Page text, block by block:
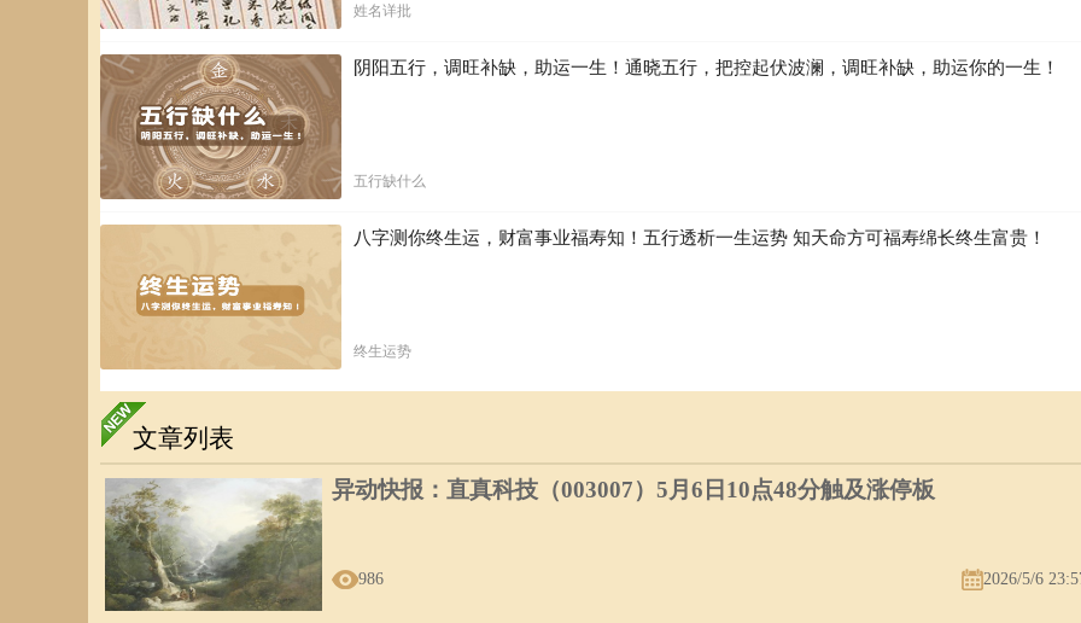
姓名详批
阴阳五行，调旺补缺，助运一生！通晓五行，把控起伏波澜，调旺补缺，助运你的一生！
五行缺什么
八字测你终生运，财富事业福寿知！五行透析一生运势 知天命方可福寿绵长终生富贵！
终生运势
文章列表
异动快报：直真科技（003007）5月6日10点48分触及涨停板
986 2026/5/6